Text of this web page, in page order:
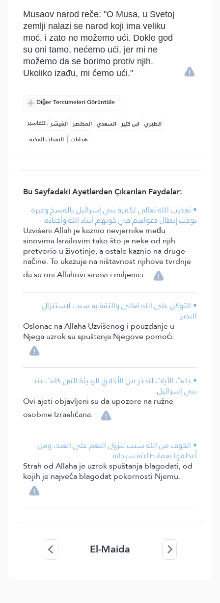
Musaov narod reče: "O Musa, u Svetoj
zemlji nalazi se narod koji ima veliku
moć, i zato ne možemo ući. Dokle god
su oni tamo, nećemo ući, jer mi ne
možemo da se borimo protiv njih.
Ukoliko izađu, mi ćemo ući."
Diğer Tercümeleri Görüntüle
التفاسير: المُيسَّر المختصر السعدي ابن كثير الطبري
النفحات المكية | هدايات
Bu Sayfadaki Ayetlerden Çıkarılan Faydalar:
• تعذيب الله تعالى لكفرة بني إسرائيل بالمسخ وغيره
يوجب إبطال دعواهم في كونهم أبناء الله وأحباءه.
Uzvišeni Allah je kaznio nevjernike među
sinovima Israilovim tako što je neke od njih
pretvorio u životinje, a ostale kaznio na druge
načine. To ukazuje na ništavnost njihove tvrdnje
da su oni Allahovi sinovi i miljenici.
• التوكل على الله تعالى والثقة به سبب لاستنزال
النصر.
Oslonac na Allaha Uzvišenog i pouzdanje u
Njega uzrok su spuštanja Njegove pomoći.
• جاءت الآيات لتحذر من الأخلاق الرديئة التي كانت عند
بني إسرائيل.
Ovi ajeti objavljeni su da upozore na ružne
osobine Izraelićana.
• الخوف من الله سبب لنزول النعم على العبد، ومن
أعظمها نعمة طاعته سبحانه.
Strah od Allaha je uzrok spuštanja blagodati, od
kojih je najveća blagodat pokornosti Njemu.
El-Maida